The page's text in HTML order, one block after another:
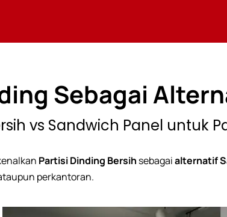
Sebagai
vs Sandwich Panel untuk
Partisi Dinding Bersih sebagaialternatif
perkantoran.